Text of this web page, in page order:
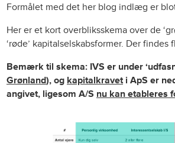
Formålet med det her blog indlæg er
Her er et kort overbliksskema over de
‘røde’ kapitalselskabsformer. Der
Bemærk til skema: IVS er under
Grønland), og kapitalkraveti ApS er
angivet, ligesom A/S nu kan etableres